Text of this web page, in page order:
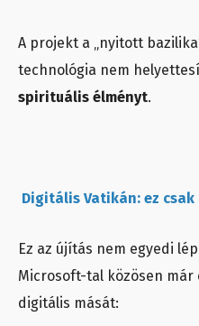
A projekt a „nyitott
technológia nem
spirituális élményt.
Digitális Vatikán: ez csak
Ez az újítás nem egyedi
Microsoft-tal közösen
digitális mását: